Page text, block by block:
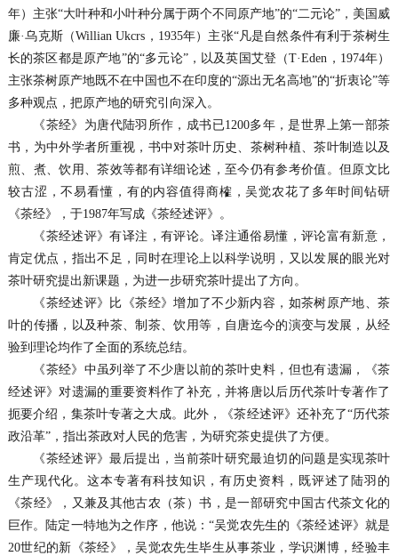
年）主张“大叶种和小叶种分属于两个不同原产地”的“二元论”，美国威
廉·乌克斯（Willian Ukcrs，1935年）主张“凡是自然条件有利于茶树生
长的茶区都是原产地”的“多元论”，以及英国艾登（T·Eden，1974年）
主张茶树原产地既不在中国也不在印度的“源出无名高地”的“折衷论”等
多种观点，把原产地的研究引向深入。
《茶经》为唐代陆羽所作，成书已1200多年，是世界上第一部茶
书，为中外学者所重视，书中对茶叶历史、茶树种植、茶叶制造以及
煎、煮、饮用、茶效等都有详细论述，至今仍有参考价值。但原文比
较古涩，不易看懂，有的内容值得商榷，吴觉农花了多年时间钻研
《茶经》，于1987年写成《茶经述评》。
《茶经述评》有译注，有评论。译注通俗易懂，评论富有新意，
肯定优点，指出不足，同时在理论上以科学说明，又以发展的眼光对
茶叶研究提出新课题，为进一步研究茶叶提出了方向。
《茶经述评》比《茶经》增加了不少新内容，如茶树原产地、茶
叶的传播，以及种茶、制茶、饮用等，自唐迄今的演变与发展，从经
验到理论均作了全面的系统总结。
《茶经》中虽列举了不少唐以前的茶叶史料，但也有遗漏，《茶
经述评》对遗漏的重要资料作了补充，并将唐以后历代茶叶专著作了
扼要介绍，集茶叶专著之大成。此外，《茶经述评》还补充了“历代茶
政沿革”，指出茶政对人民的危害，为研究茶史提供了方便。
《茶经述评》最后提出，当前茶叶研究最迫切的问题是实现茶叶
生产现代化。这本专著有科技知识，有历史资料，既评述了陆羽的
《茶经》，又兼及其他古农（茶）书，是一部研究中国古代茶文化的
巨作。陆定一特地为之作序，他说：“吴觉农先生的《茶经述评》就是
20世纪的新《茶经》，吴觉农先生毕生从事茶业，学识渊博，经验丰